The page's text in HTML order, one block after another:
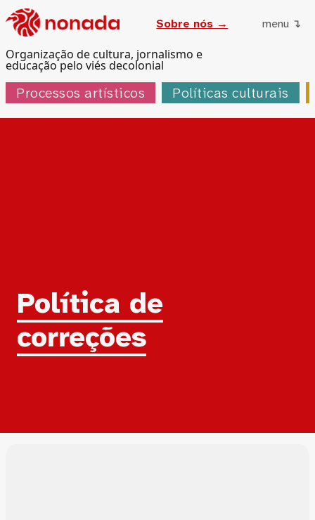
Organização de cultura, jornalismo e
educação pelo viés decolonial
Sobre nós → menu ↴
Processos artísticos Políticas culturais
Política de
correções